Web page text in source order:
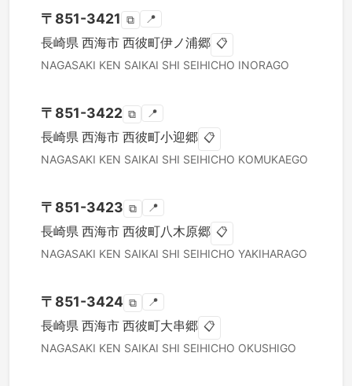
〒 851-3421 ⧉ 📍
長崎県 西海市 西彼町伊ノ浦郷 📋
NAGASAKI KEN SAIKAI SHI SEIHICHO INORAGO
〒 851-3422 ⧉ 📍
長崎県 西海市 西彼町小迎郷 📋
NAGASAKI KEN SAIKAI SHI SEIHICHO KOMUKAEGO
〒 851-3423 ⧉ 📍
長崎県 西海市 西彼町八木原郷 📋
NAGASAKI KEN SAIKAI SHI SEIHICHO YAKIHARAGO
〒 851-3424 ⧉ 📍
長崎県 西海市 西彼町大串郷 📋
NAGASAKI KEN SAIKAI SHI SEIHICHO OKUSHIGO